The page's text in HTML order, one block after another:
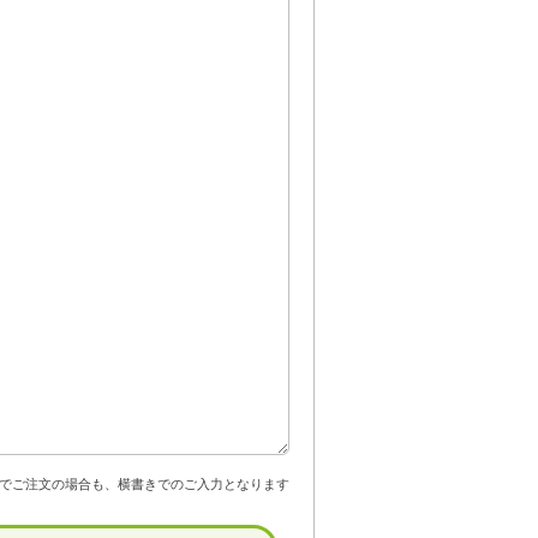
ご注文の場合も、横書きでのご入力となります